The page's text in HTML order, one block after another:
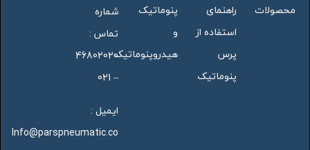
محصولات
راهنمای
استفاده از
پرس
پنوماتیک
پنوماتیک
و
هیدروپنوماتیک
شماره
تماس :
46802020
– 021
ایمیل :
Info@parspneumatic.co